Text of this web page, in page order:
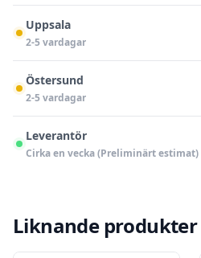
Uppsala
2-5 vardagar
Östersund
2-5 vardagar
Leverantör
Cirka en vecka (Preliminärt estimat)
Liknande produkter